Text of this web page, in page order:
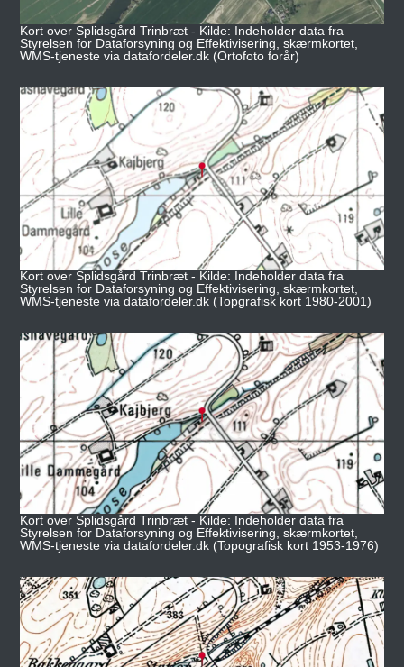
Kort over Splidsgård Trinbræt - Kilde: Indeholder data fra
Styrelsen for Dataforsyning og Effektivisering, skærmkortet,
WMS-tjeneste via datafordeler.dk (Ortofoto forår)
Kort over Splidsgård Trinbræt - Kilde: Indeholder data fra
Styrelsen for Dataforsyning og Effektivisering, skærmkortet,
WMS-tjeneste via datafordeler.dk (Topgrafisk kort 1980-2001)
Kort over Splidsgård Trinbræt - Kilde: Indeholder data fra
Styrelsen for Dataforsyning og Effektivisering, skærmkortet,
WMS-tjeneste via datafordeler.dk (Topografisk kort 1953-1976)